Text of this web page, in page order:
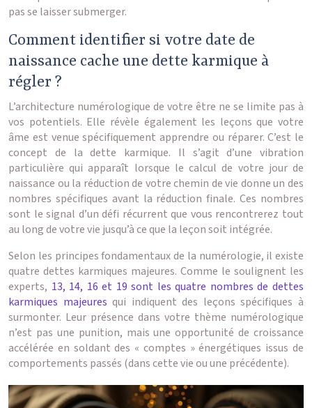
pas se laisser submerger.
Comment identifier si votre date de
naissance cache une dette karmique à
régler ?
L’architecture numérologique de votre être ne se limite pas à
vos potentiels. Elle révèle également les leçons que votre
âme est venue spécifiquement apprendre ou réparer. C’est le
concept de la dette karmique. Il s’agit d’une vibration
particulière qui apparaît lorsque le calcul de votre jour de
naissance ou la réduction de votre chemin de vie donne un des
nombres spécifiques avant la réduction finale. Ces nombres
sont le signal d’un défi récurrent que vous rencontrerez tout
au long de votre vie jusqu’à ce que la leçon soit intégrée.
Selon les principes fondamentaux de la numérologie, il existe
quatre dettes karmiques majeures. Comme le soulignent les
experts, 13, 14, 16 et 19 sont les quatre nombres de dettes
karmiques majeures qui indiquent des leçons spécifiques à
surmonter. Leur présence dans votre thème numérologique
n’est pas une punition, mais une opportunité de croissance
accélérée en soldant des « comptes » énergétiques issus de
comportements passés (dans cette vie ou une précédente).